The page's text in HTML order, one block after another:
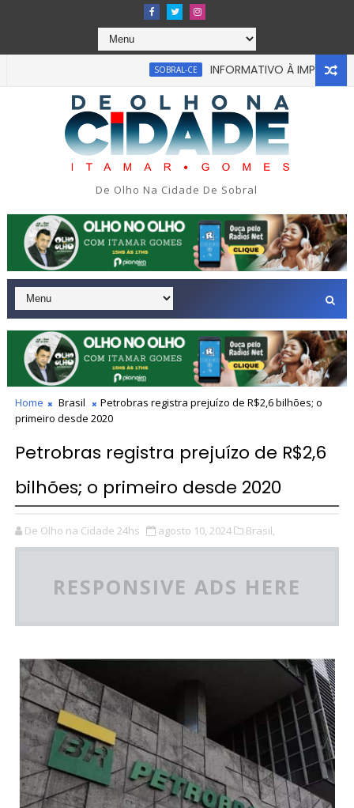
SOBRAL-CE INFORMATIVO À IMPRENSA
em tragédia na tarde da última segunda-feira 13/07/2026
De Olho Na Cidade De Sobral
Home Brasil
Petrobras registra prejuízo de R$2,6 bilhões; o
primeiro desde 2020
Petrobras registra prejuízo de R$2,6
bilhões; o primeiro desde 2020
De Olho na Cidade 24hs agosto 10, 2024 Brasil,
RESPONSIVE ADS HERE